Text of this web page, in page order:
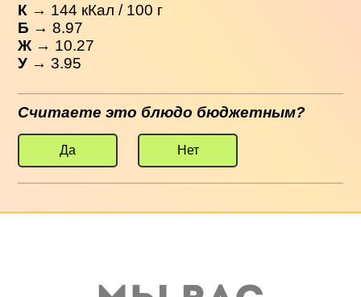
К → 144 кКал / 100 г
Б → 8.97
Ж → 10.27
У → 3.95
Считаете это блюдо бюджетным?
Да Нет